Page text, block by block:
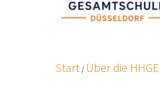
Start / Über die HHGE